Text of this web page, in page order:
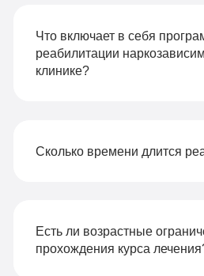
Что включает в себя
реабилитации
клинике?
Сколько времени длится
Есть ли возрастные
прохождения курса